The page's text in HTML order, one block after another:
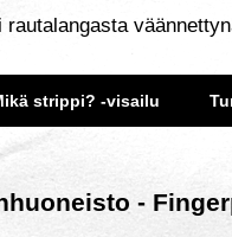
strippi? -visailu
-